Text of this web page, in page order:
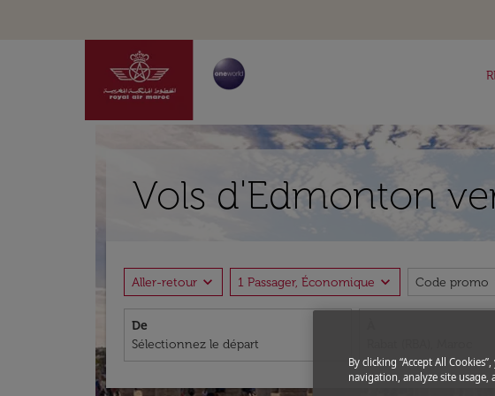
Vols d'Edmonton
Aller-retour expand_more 1 Passager, Économique expand_more Code promo
De
By clicking “Accept All
navigation, analyze site